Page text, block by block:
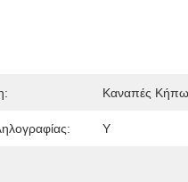
Καναπές
Y